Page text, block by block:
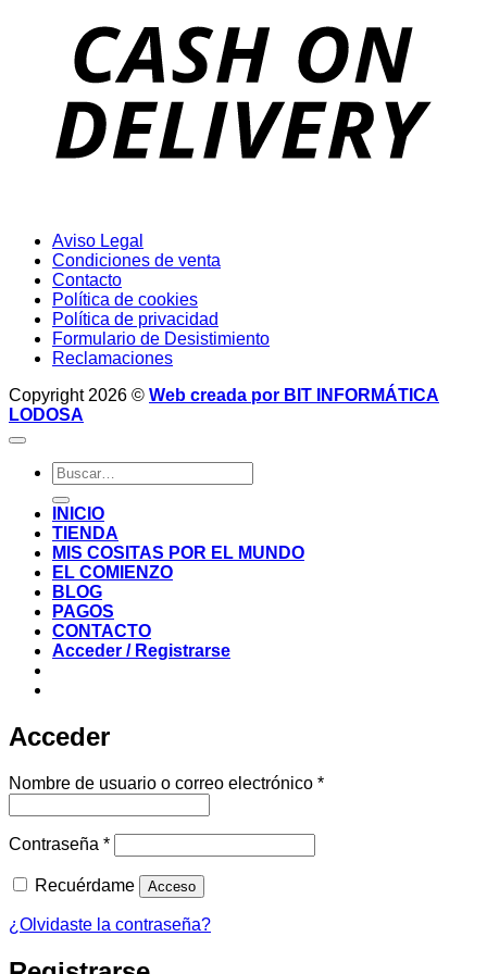
Aviso Legal
Condiciones de venta
Contacto
Política de cookies
Política de privacidad
Formulario de Desistimiento
Reclamaciones
Copyright 2026 © Web creada por BIT INFORMÁTICA
LODOSA
Buscar
por:
INICIO
TIENDA
MIS COSITAS POR EL MUNDO
EL COMIENZO
BLOG
PAGOS
CONTACTO
Acceder / Registrarse
Acceder
Nombre de usuario o correo electrónico *Obligatorio
Contraseña *Obligatorio
Recuérdame Acceso
¿Olvidaste la contraseña?